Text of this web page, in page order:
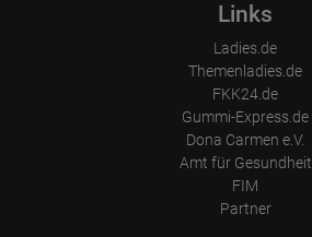
Links
Ladies.de
Themenladies.de
FKK24.de
Gummi-Express.de
Dona Carmen e.V.
Amt für Gesundheit
FIM
Partner